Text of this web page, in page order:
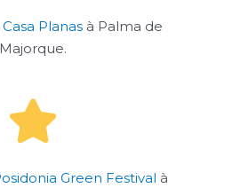
Casa Planas à Palma de
Majorque.
Green Festival à